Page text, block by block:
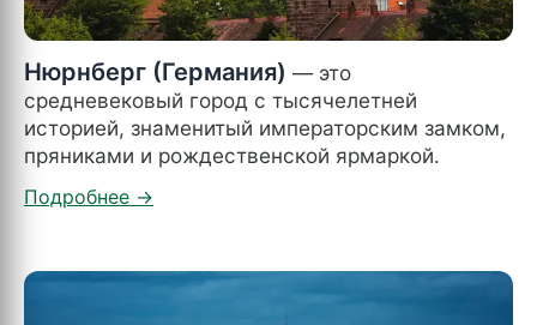
Нюрнберг (Германия) — это
средневековый город с тысячелетней
историей, знаменитый императорским замком,
пряниками и рождественской ярмаркой.